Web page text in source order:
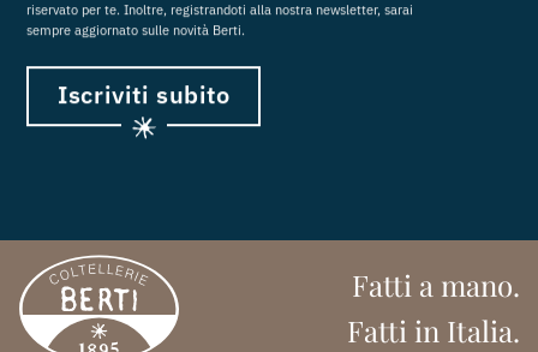
riservato per te. Inoltre, registrandoti alla nostra newsletter, sarai
sempre aggiornato sulle novità Berti.
Iscriviti subito
Fatti a mano.
Fatti in Italia.